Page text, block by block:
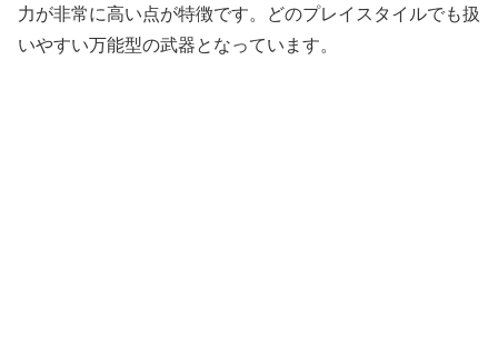
力が非常に高い点が特徴です。どのプレイスタイルでも扱
いやすい万能型の武器となっています。